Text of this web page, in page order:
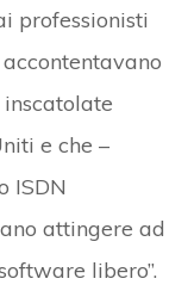
professionisti
e che –
ISDN
attingere ad
libero”.